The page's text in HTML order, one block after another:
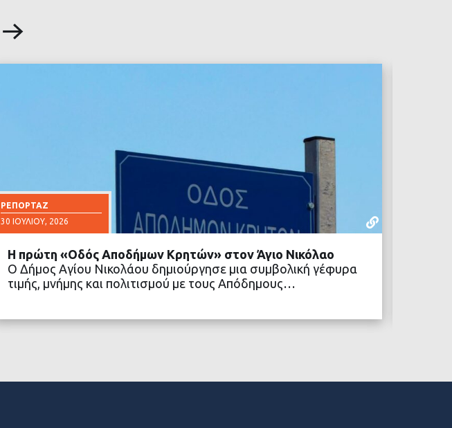
ΡΕΠΟΡΤΆΖ
30 ΙΟΥΛΊΟΥ, 2026
ΔΙΑΒΑΣΤΕ ΠΕΡΙΣΣΟΤΕΡΑ
Η πρώτη «Οδός Αποδήμων Κρητών» στον Άγιο Νικόλαο
Ο Δήμος Αγίου Νικολάου δημιούργησε μια συμβολική γέφυρα
τιμής, μνήμης και πολιτισμού με τους Απόδημους…